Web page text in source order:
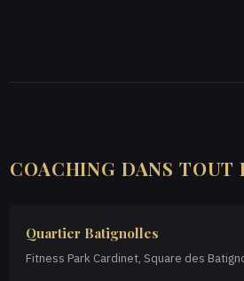
COACHING DANS TOUT
Quartier Batignolles
Fitness Park Cardinet, Square des